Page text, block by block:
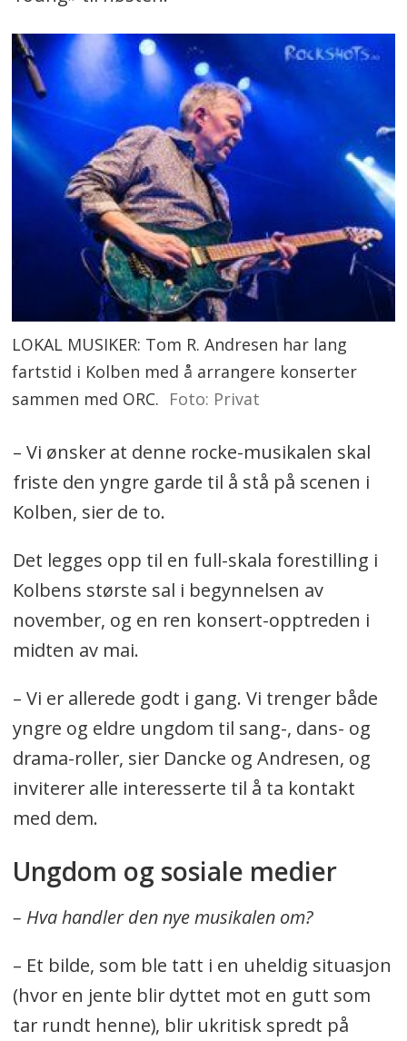
LOKAL MUSIKER: Tom R. Andresen har lang
fartstid i Kolben med å arrangere konserter
sammen med ORC. Foto: Privat
– Vi ønsker at denne rocke-musikalen skal
friste den yngre garde til å stå på scenen i
Kolben, sier de to.
Det legges opp til en full-skala forestilling i
Kolbens største sal i begynnelsen av
november, og en ren konsert-opptreden i
midten av mai.
– Vi er allerede godt i gang. Vi trenger både
yngre og eldre ungdom til sang-, dans- og
drama-roller, sier Dancke og Andresen, og
inviterer alle interesserte til å ta kontakt
med dem.
Ungdom og sosiale medier
– Hva handler den nye musikalen om?
– Et bilde, som ble tatt i en uheldig situasjon
(hvor en jente blir dyttet mot en gutt som
tar rundt henne), blir ukritisk spredt på